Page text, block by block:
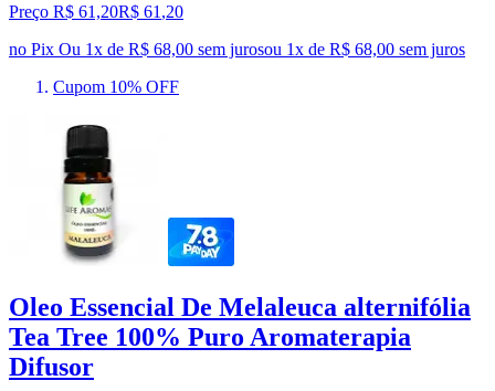
Preço R$ 61,20R$ 61 ,20
no Pix Ou 1x de R$ 68,00 sem jurosou 1x de R$ 68,00 sem juros
Cupom 10% OFF
Oleo Essencial De Melaleuca alternifólia
Tea Tree 100% Puro Aromaterapia
Difusor